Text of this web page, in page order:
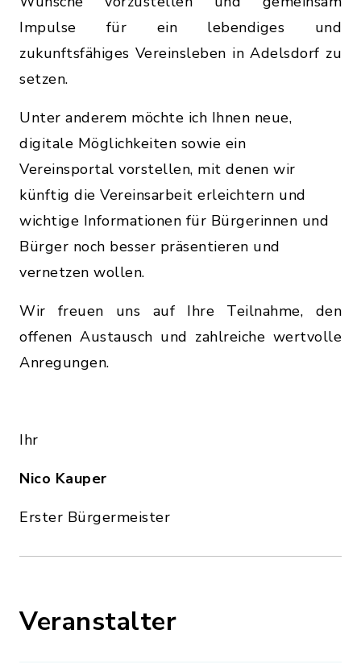
Impulse für ein lebendiges und
zukunftsfähiges Vereinsleben in Adelsdorf zu
setzen.
Unter anderem möchte ich Ihnen neue,
digitale Möglichkeiten sowie ein
Vereinsportal vorstellen, mit denen wir
künftig die Vereinsarbeit erleichtern und
wichtige Informationen für Bürgerinnen und
Bürger noch besser präsentieren und
vernetzen wollen.
Wir freuen uns auf Ihre Teilnahme, den
offenen Austausch und zahlreiche wertvolle
Anregungen.
Ihr
Nico Kauper
Erster Bürgermeister
Veranstalter